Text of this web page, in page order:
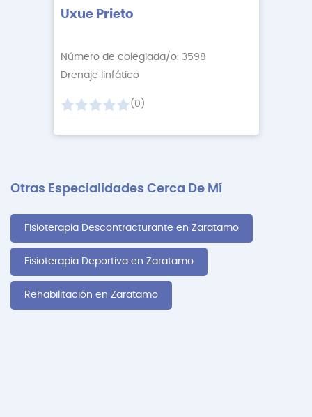
Uxue Prieto
Número de colegiada/o: 3598
Drenaje linfático
(0)
Otras Especialidades Cerca De Mí
Fisioterapia Descontracturante en Zaratamo
Fisioterapia Deportiva en Zaratamo
Rehabilitación en Zaratamo